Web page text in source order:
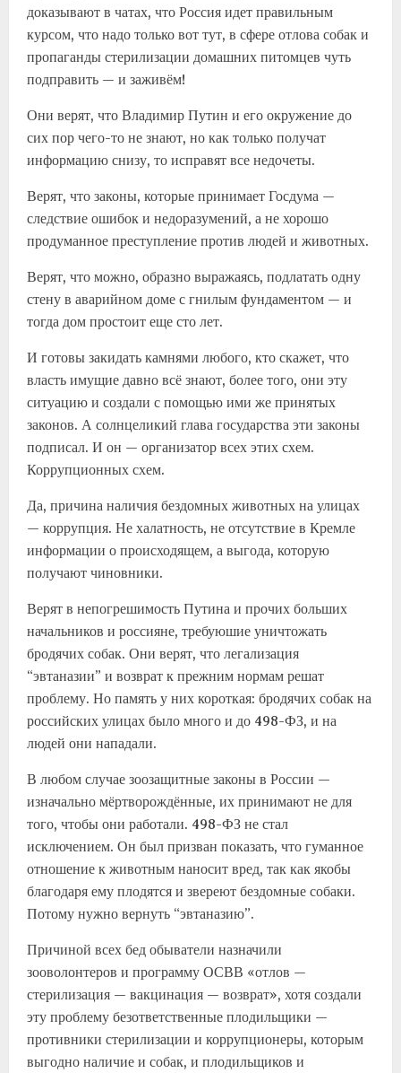
доказывают в чатах, что Россия идет правильным
курсом, что надо только вот тут, в сфере отлова собак и
пропаганды стерилизации домашних питомцев чуть
подправить — и заживём!
Они верят, что Владимир Путин и его окружение до
сих пор чего-то не знают, но как только получат
информацию снизу, то исправят все недочеты.
Верят, что законы, которые принимает Госдума —
следствие ошибок и недоразумений, а не хорошо
продуманное преступление против людей и животных.
Верят, что можно, образно выражаясь, подлатать одну
стену в аварийном доме с гнилым фундаментом — и
тогда дом простоит еще сто лет.
И готовы закидать камнями любого, кто скажет, что
власть имущие давно всё знают, более того, они эту
ситуацию и создали с помощью ими же принятых
законов. А солнцеликий глава государства эти законы
подписал. И он — организатор всех этих схем.
Коррупционных схем.
Да, причина наличия бездомных животных на улицах
— коррупция. Не халатность, не отсутствие в Кремле
информации о происходящем, а выгода, которую
получают чиновники.
Верят в непогрешимость Путина и прочих больших
начальников и россияне, требуюшие уничтожать
бродячих собак. Они верят, что легализация
“эвтаназии” и возврат к прежним нормам решат
проблему. Но память у них короткая: бродячих собак на
российских улицах было много и до 498-ФЗ, и на
людей они нападали.
В любом случае зоозащитные законы в России —
изначально мёртворождённые, их принимают не для
того, чтобы они работали. 498-ФЗ не стал
исключением. Он был призван показать, что гуманное
отношение к животным наносит вред, так как якобы
благодаря ему плодятся и звереют бездомные собаки.
Потому нужно вернуть “эвтаназию”.
Причиной всех бед обыватели назначили
зооволонтеров и программу ОСВВ «отлов —
стерилизация — вакцинация — возврат», хотя создали
эту проблему безответственные плодильщики —
противники стерилизации и коррупционеры, которым
выгодно наличие и собак, и плодильщиков и